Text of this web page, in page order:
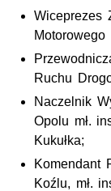
Wiceprezes
Ruchu
Naczelnik
Opolu mł.
Kukułka;
Komendant
Koźlu, mł.